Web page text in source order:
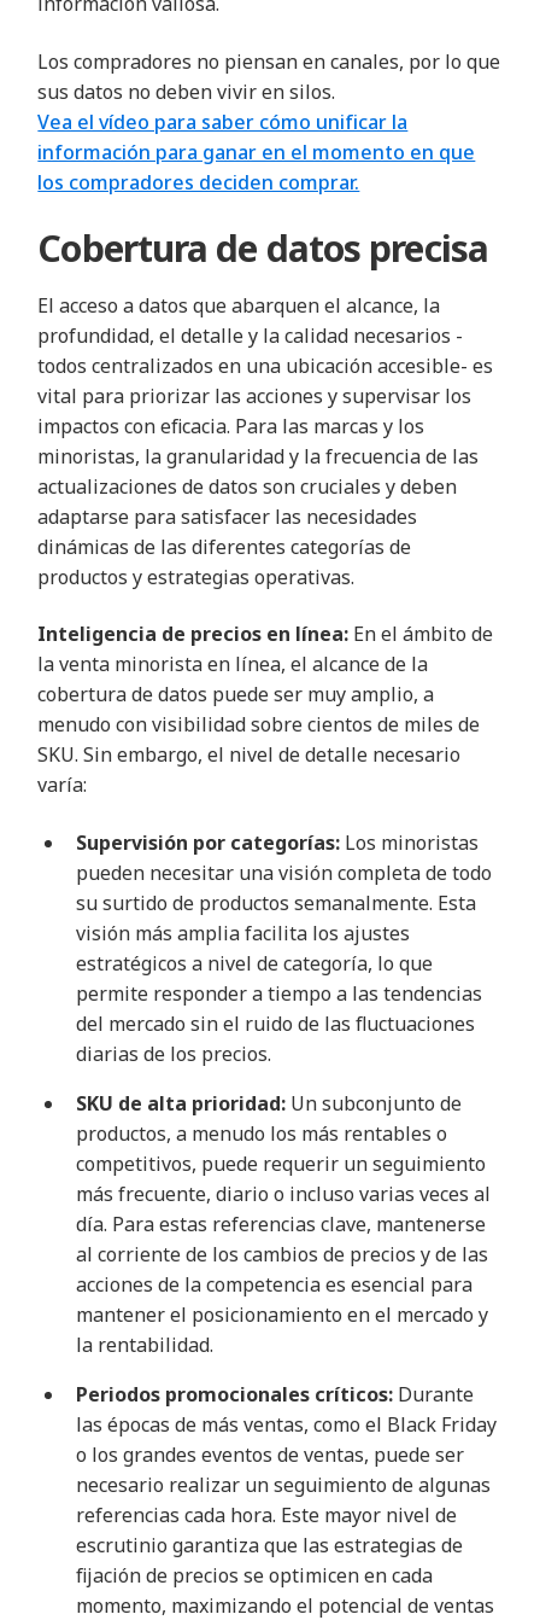
Los compradores no piensan en canales, por lo que
sus datos no deben vivir en silos.
Vea el vídeo para saber cómo unificar la
información para ganar en el momento en que
los compradores deciden comprar.
Cobertura de datos precisa
El acceso a datos que abarquen el alcance, la
profundidad, el detalle y la calidad necesarios -
todos centralizados en una ubicación accesible- es
vital para priorizar las acciones y supervisar los
impactos con eficacia. Para las marcas y los
minoristas, la granularidad y la frecuencia de las
actualizaciones de datos son cruciales y deben
adaptarse para satisfacer las necesidades
dinámicas de las diferentes categorías de
productos y estrategias operativas.
Inteligencia de precios en línea: En el ámbito de
la venta minorista en línea, el alcance de la
cobertura de datos puede ser muy amplio, a
menudo con visibilidad sobre cientos de miles de
SKU. Sin embargo, el nivel de detalle necesario
varía:
Supervisión por categorías: Los minoristas
pueden necesitar una visión completa de todo
su surtido de productos semanalmente. Esta
visión más amplia facilita los ajustes
estratégicos a nivel de categoría, lo que
permite responder a tiempo a las tendencias
del mercado sin el ruido de las fluctuaciones
diarias de los precios.
SKU de alta prioridad: Un subconjunto de
productos, a menudo los más rentables o
competitivos, puede requerir un seguimiento
más frecuente, diario o incluso varias veces al
día. Para estas referencias clave, mantenerse
al corriente de los cambios de precios y de las
acciones de la competencia es esencial para
mantener el posicionamiento en el mercado y
la rentabilidad.
Periodos promocionales críticos: Durante
las épocas de más ventas, como el Black Friday
o los grandes eventos de ventas, puede ser
necesario realizar un seguimiento de algunas
referencias cada hora. Este mayor nivel de
escrutinio garantiza que las estrategias de
fijación de precios se optimicen en cada
momento, maximizando el potencial de ventas